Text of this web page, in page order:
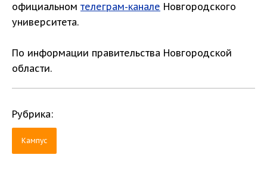
официальном телеграм-канале Новгородского
университета.
По информации правительства Новгородской
области.
Рубрика:
Кампус